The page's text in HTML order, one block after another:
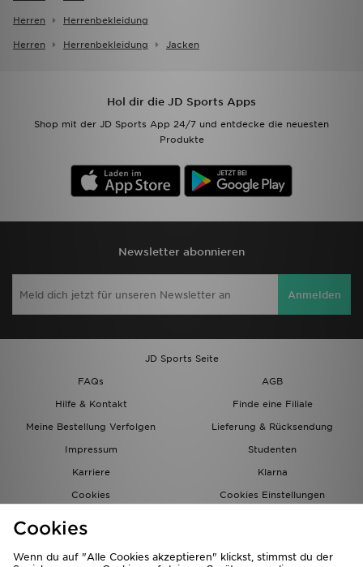
Herren Herrenbekleidung
Herren Herrenbekleidung Jacken
Hol dir die JD Sports Apps
Shop mit der JD Sports App 24/7 und entdecke die neuesten
Produkte
Newsletter abonnieren
Anmelden
JD Sports Seite
FAQs
AGB
Hilfe & Kontakt
Finde eine Filiale
Meine Bestellung Verfolgen
Lieferung & Rücksendung
Impressum
Studenten
Karriere
Klarna
Cookies
Cookies Einstellungen
Cookies
Wenn du auf "Alle Cookies akzeptieren" klickst, stimmst du der